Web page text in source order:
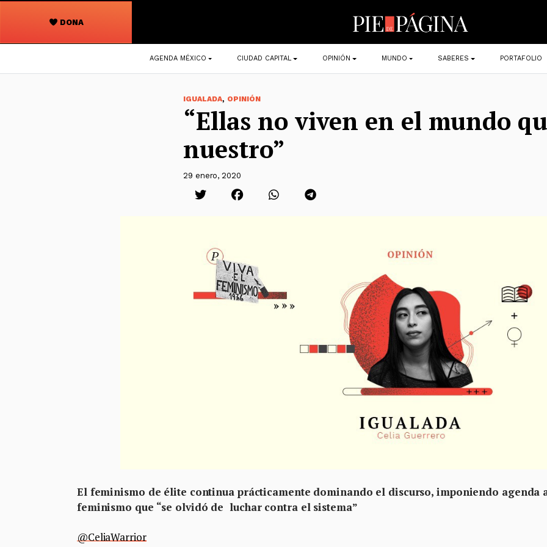
DONA
Navegación
principal
AGENDA MÉXICO CIUDAD CAPITAL OPINIÓN MUNDO SABERES PORTAFOLIO
IGUALADA, OPINIÓN
“Ellas no viven en el mundo
nuestro”
29 enero, 2020
El feminismo de élite continua prácticamente dominando el discurso, imponiendo agenda
feminismo que “se olvidó de luchar contra el sistema”
@CeliaWarrior